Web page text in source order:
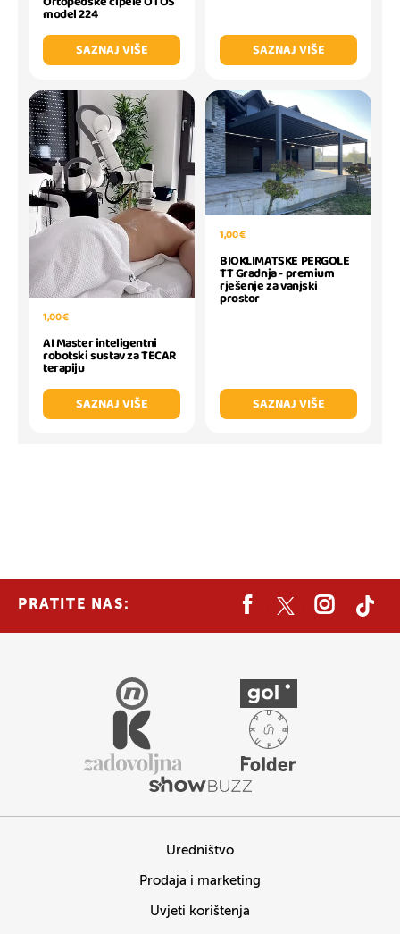
model 224
SAZNAJ VIŠE
SAZNAJ VIŠE
1,00 €
AI Master inteligentni
robotski sustav za TECAR
terapiju
SAZNAJ VIŠE
1,00 €
BIOKLIMATSKE PERGOLE
TT Gradnja - premium
rješenje za vanjski
prostor
SAZNAJ VIŠE
PRATITE NAS:
Uredništvo
Prodaja i marketing
Uvjeti korištenja